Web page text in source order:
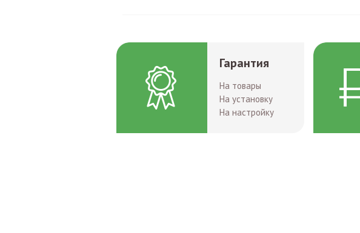
Гарантия
На товары
На установку
На настройку